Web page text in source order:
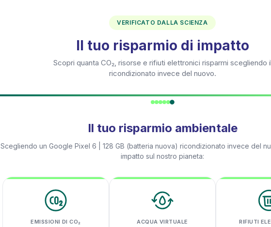
VERIFICATO DALLA SCIENZA
Il tuo risparmio di impatto
Scopri quanta CO₂, risorse e rifiuti elettronici risparmi scegliendo il
ricondizionato invece del nuovo.
Il tuo risparmio ambientale
Scegliendo un Google Pixel 6 | 128 GB (batteria nuova) ricondizionato invece del
impatto sul nostro pianeta:
EMISSIONI DI CO₂ ACQUA VIRTUALE RIFIUTI